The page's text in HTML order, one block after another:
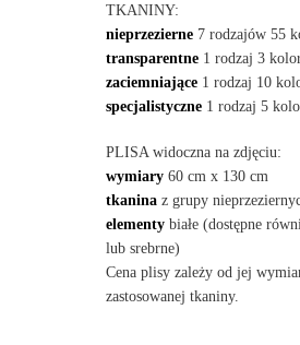
TKANINY:
nieprzezierne7 rodzajów 55
transparentne1 rodzaj 3
zaciemniające1 rodzaj 10
specjalistyczne1 rodzaj 5
PLISA widoczna na zdjęciu:
wymiary60 cm x 130 cm
tkaninaz grupy
elementybiałe (dostępne
lub srebrne)
Cena plisy zależy od jej
zastosowanej tkaniny.